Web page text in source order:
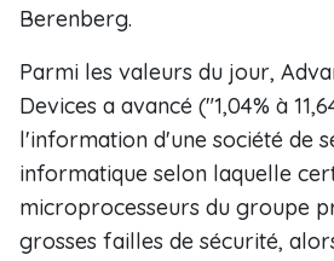
Berenberg.
Parmi les valeurs du jour,
Devices a avancé ("1,04% à
l'information d'une société de
informatique selon laquelle
microprocesseurs du groupe
grosses failles de sécurité,